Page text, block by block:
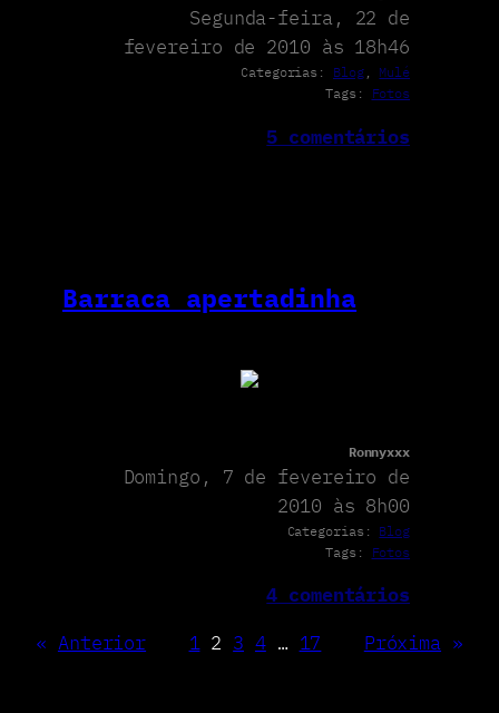
Segunda-feira, 22 de
fevereiro de 2010 às 18h46
Categorias: Blog, Mulé
Tags: Fotos
5 comentários
Barraca apertadinha
Ronnyxxx
Domingo, 7 de fevereiro de
2010 às 8h00
Categorias: Blog
Tags: Fotos
4 comentários
« Anterior 1 2 3 4 … 17 Próxima »